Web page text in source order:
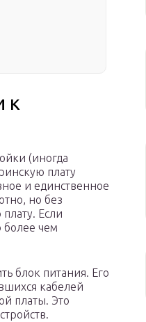
к
(иногда
плату
и единственное
но без
Если
более чем
блок питания. Его
кабелей
платы. Это